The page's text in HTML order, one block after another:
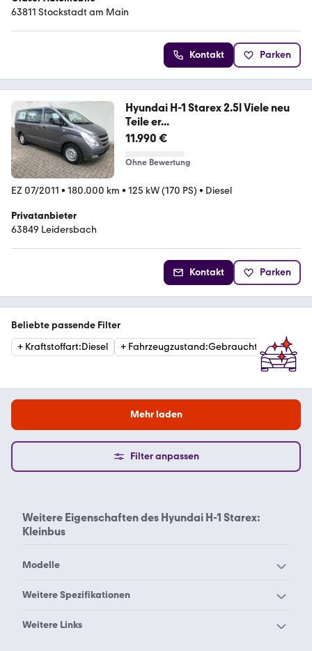
63811 Stockstadt am Main
Kontakt Parken
Hyundai H-1 Starex 2.5l Viele neu
Teile er...
11.990 €
Ohne Bewertung
EZ 07/2011 • 180.000 km • 125 kW (170 PS) • Diesel
Privatanbieter
63849 Leidersbach
Kontakt Parken
Beliebte passende Filter
+ Kraftstoffart:Diesel + Fahrzeugzustand:Gebraucht +
Mehr laden
Filter anpassen
Weitere Eigenschaften des Hyundai H-1 Starex:
Kleinbus
Modelle
Hyundai Accent
Weitere Spezifikationen
Hyundai H-1 Starex Van
Weitere Links